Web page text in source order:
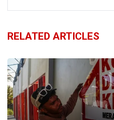
RELATED ARTICLES